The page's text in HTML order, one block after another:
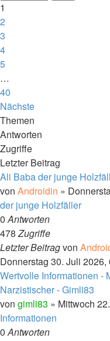
1
2
3
4
5
…
40
Nächste
Themen
Antworten
Zugriffe
Letzter Beitrag
Ali Baba der junge
von Androidin »
der junge Holzfäller
0Antworten
478Zugriffe
Letzter Beitragvon
Donnerstag 30. Juli 2026,
Wertvolle Informationen -
Narzistischer - Gimli83
von gimli83 » Mittwoch
Informationen
0Antworten